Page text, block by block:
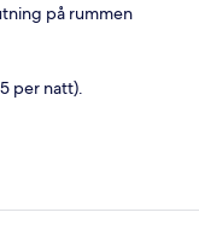
på rummen
per natt).